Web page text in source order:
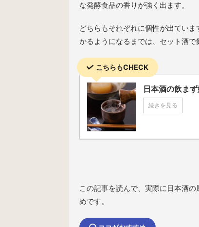
な発酵食品の香りが強く出ます。
どちらもそれぞれに個性が出てい
かるようになるまでは、セット酒で
こちらもCHECK
日本酒の飲ま
続きを見る
この記事を読んで、実際に日本酒
めです。